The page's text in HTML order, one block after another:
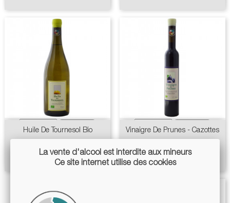
Huile De Tournesol Bio Vinaigre De Prunes - Cazottes
La vente d'alcool est interdite aux mineurs
Ce site internet utilise des cookies